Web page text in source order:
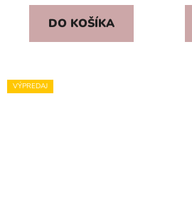
DO KOŠÍKA
VÝPREDAJ